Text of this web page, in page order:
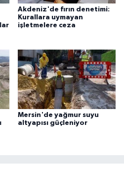
Akdeniz'de fırın denetimi:
Kurallara uymayan
işletmelere ceza
Mersin'de yağmur suyu
altyapısı güçleniyor